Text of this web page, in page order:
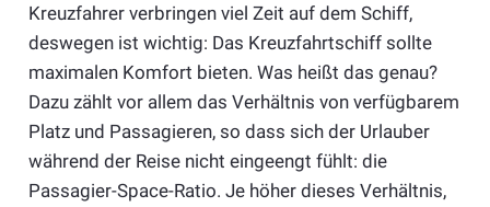
Kreuzfahrer verbringen viel Zeit auf dem Schiff,
deswegen ist wichtig: Das Kreuzfahrtschiff sollte
maximalen Komfort bieten. Was heißt das genau?
Dazu zählt vor allem das Verhältnis von verfügbarem
Platz und Passagieren, so dass sich der Urlauber
während der Reise nicht eingeengt fühlt: die
Passagier-Space-Ratio. Je höher dieses Verhältnis,